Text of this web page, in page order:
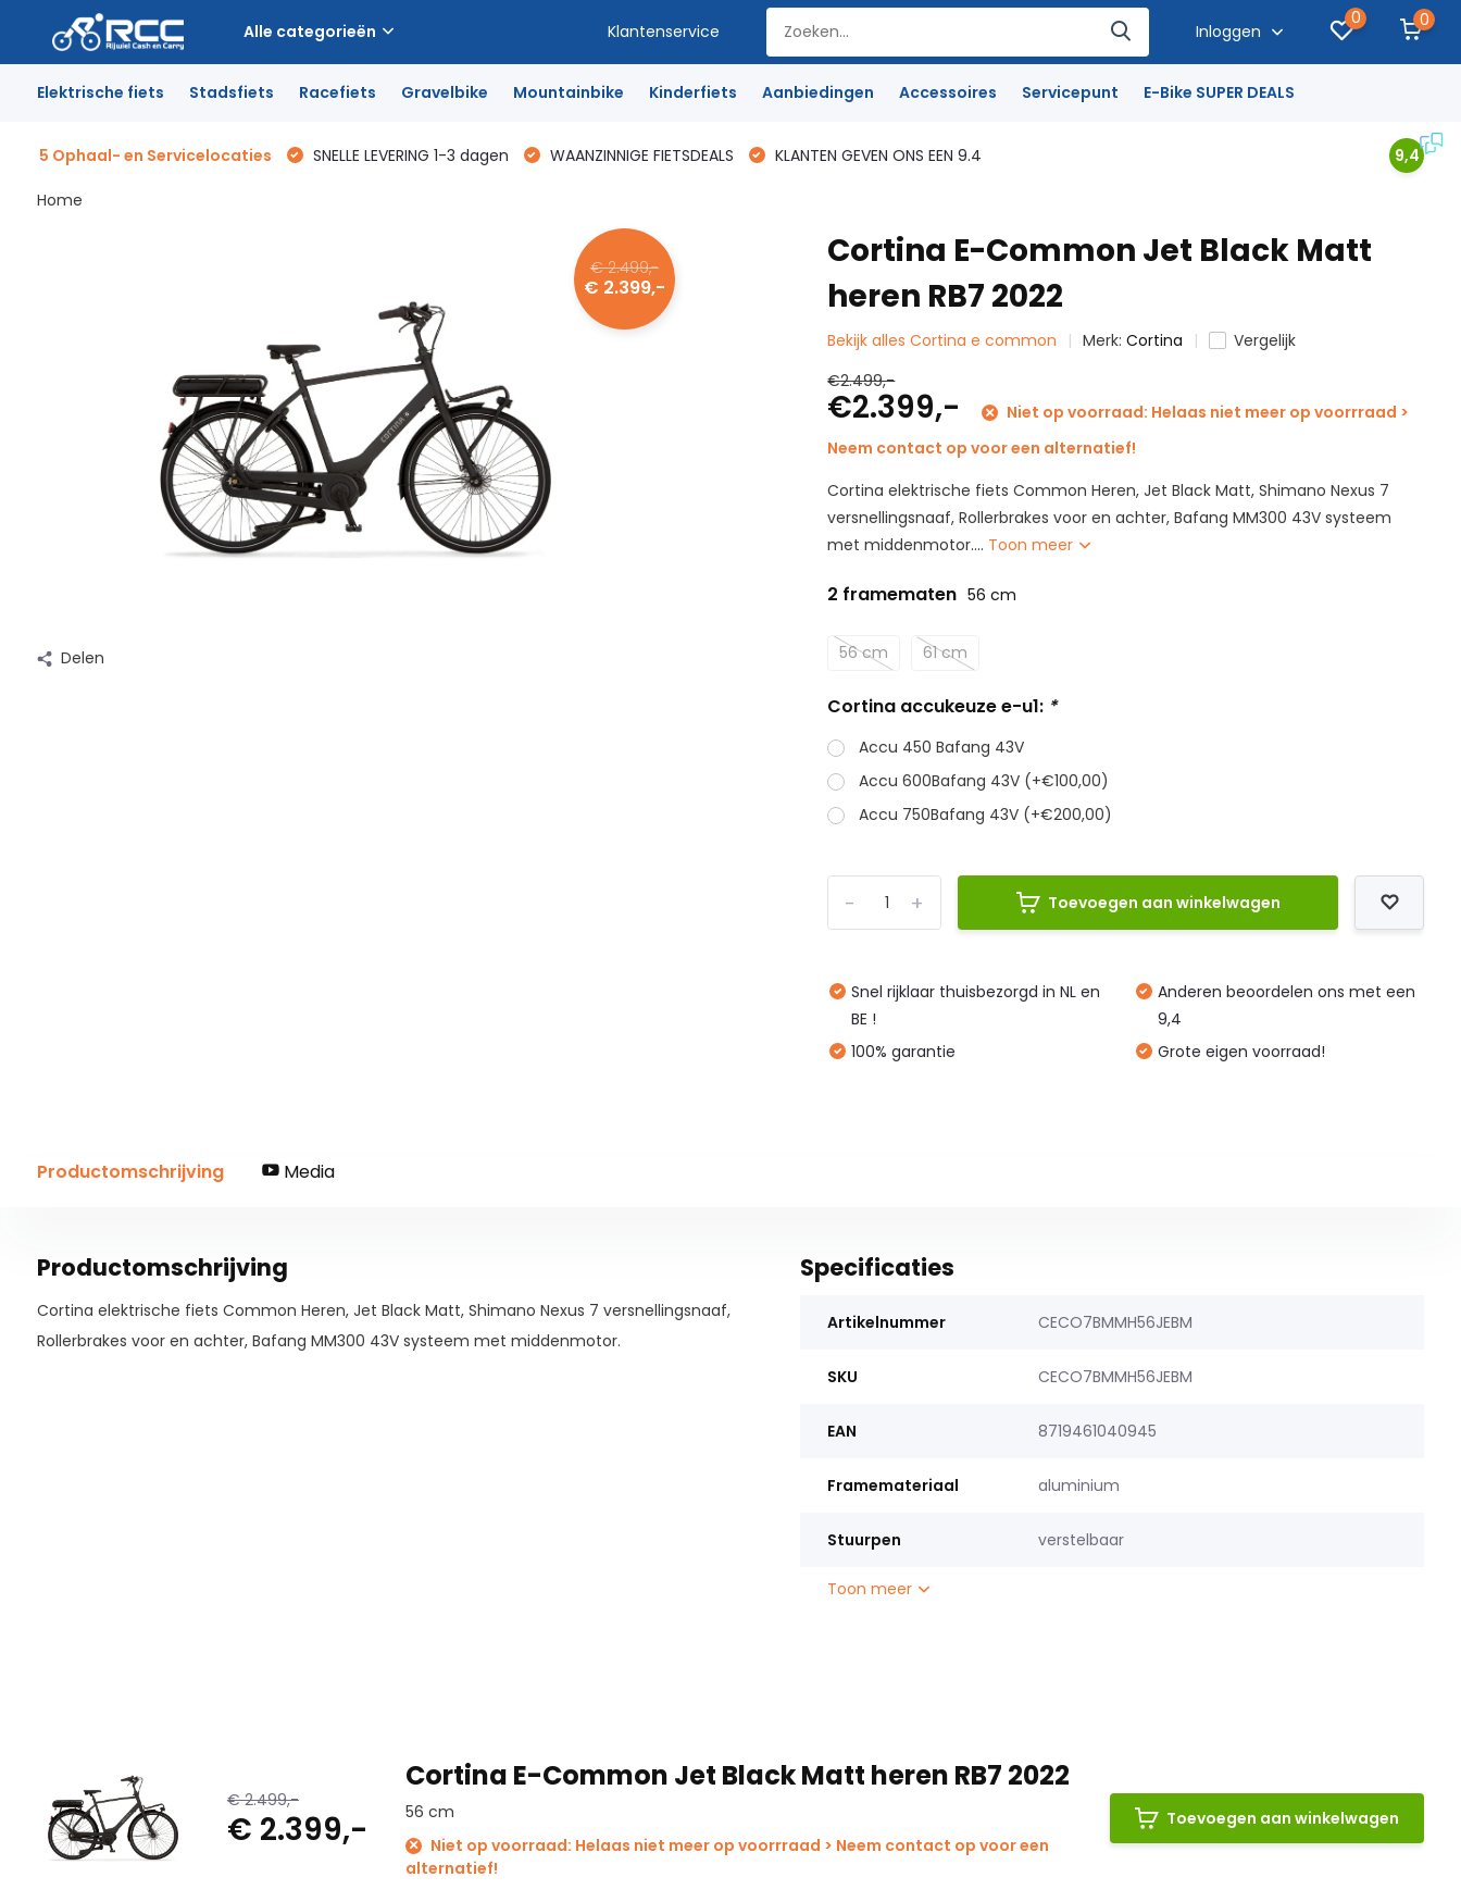
Alle categorieën Klantenservice Inloggen
0 0
Elektrische fiets Stadsfiets Racefiets Gravelbike Mountainbike Kinderfiets Aanbiedingen Accessoires Servicepunt E-Bike SUPER DEALS
5 Ophaal- en Servicelocaties SNELLE LEVERING 1-3 dagen WAANZINNIGE FIETSDEALS KLANTEN GEVEN ONS EEN 9.4 9,4
Home
€ 2.499,-
€ 2.399,-
Delen
Cortina E-Common Jet Black Matt
heren RB7 2022
Bekijk alles Cortina e common Merk:Cortina
Vergelijk
€2.499,-
€2.399,-
Niet op voorraad: Helaas niet meer op voorrraad >
Neem contact op voor een alternatief!
Cortina elektrische fiets Common Heren, Jet Black Matt, Shimano Nexus 7
versnellingsnaaf, Rollerbrakes voor en achter, Bafang MM300 43V systeem
met middenmotor.... Toon meer
2 framematen 56 cm
56 cm 61 cm
Cortina accukeuze e-u1: *
Accu 450 Bafang 43V
Accu 600Bafang 43V (+€100,00)
Accu 750Bafang 43V (+€200,00)
+
- Toevoegen aan winkelwagen
Snel rijklaar thuisbezorgd in NL en
BE !
100% garantie
Anderen beoordelen ons met een
9,4
Grote eigen voorraad!
Productomschrijving Media
Productomschrijving
Cortina elektrische fiets Common Heren, Jet Black Matt, Shimano Nexus 7 versnellingsnaaf,
Rollerbrakes voor en achter, Bafang MM300 43V systeem met middenmotor.
Specificaties
Artikelnummer CECO7BMMH56JEBM
SKU CECO7BMMH56JEBM
EAN 8719461040945
Framemateriaal aluminium
Stuurpen verstelbaar
Toon meer
€ 2.499,-
€ 2.399,-
Cortina E-Common Jet Black Matt heren RB7 2022
56 cm
Niet op voorraad: Helaas niet meer op voorrraad > Neem contact op voor een
alternatief!
Toevoegen aan winkelwagen